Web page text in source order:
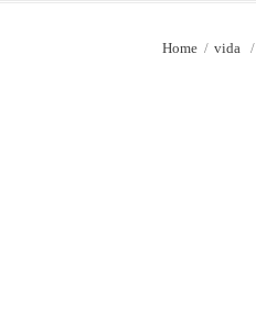
Home / vida /